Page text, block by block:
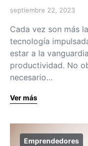
septiembre 22, 2023
Cada vez son más
tecnología
estar a la
productividad. No
necesario…
Ver más
Emprendedores